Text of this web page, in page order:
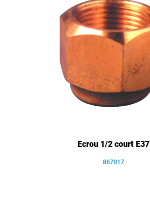
Ecrou 1/2 court E37
867017